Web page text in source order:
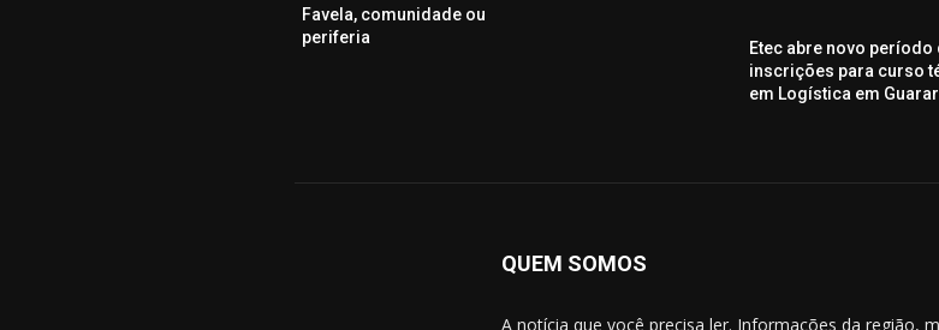
Favela, comunidade ou
periferia
Etec abre novo período
inscrições para curso
em Logística em
QUEM SOMOS
A notícia que você precisa ler. Informações da região,